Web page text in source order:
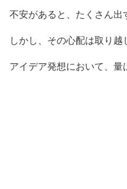
不安があると、たくさん出
しかし、その心配は取り越
アイデア発想において、量